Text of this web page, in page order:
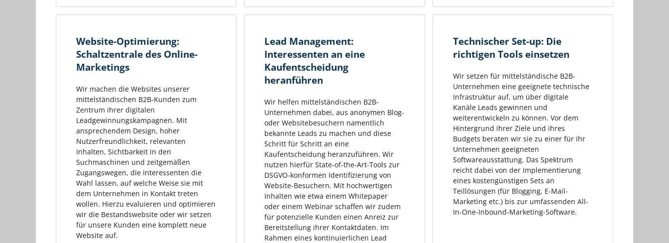
Website-Optimierung:
Schaltzentrale des Online-
Marketings
Wir machen die Websites unserer
mittelständischen B2B-Kunden zum
Zentrum ihrer digitalen
Leadgewinnungskampagnen. Mit
ansprechendem Design, hoher
Nutzerfreundlichkeit, relevanten
Inhalten, Sichtbarkeit in den
Suchmaschinen und zeitgemäßen
Zugangswegen, die Interessenten die
Wahl lassen, auf welche Weise sie mit
dem Unternehmen in Kontakt treten
wollen. Hierzu evaluieren und optimieren
wir die Bestandswebsite oder wir setzen
für unsere Kunden eine komplett neue
Website auf.
Lead Management:
Interessenten an eine
Kaufentscheidung
heranführen
Wir helfen mittelständischen B2B-
Unternehmen dabei, aus anonymen Blog-
oder Websitebesuchern namentlich
bekannte Leads zu machen und diese
Schritt für Schritt an eine
Kaufentscheidung heranzuführen. Wir
nutzen hierfür State-of-the-Art-Tools zur
DSGVO-konformen Identifizierung von
Website-Besuchern. Mit hochwertigen
Inhalten wie etwa einem Whitepaper
oder einem Webinar schaffen wir zudem
für potenzielle Kunden einen Anreiz zur
Bereitstellung ihrer Kontaktdaten. Im
Rahmen eines kontinuierlichen Lead
Technischer Set-up: Die
richtigen Tools einsetzen
Wir setzen für mittelständische B2B-
Unternehmen eine geeignete technische
Infrastruktur auf, um über digitale
Kanäle Leads gewinnen und
weiterentwickeln zu können. Vor dem
Hintergrund ihrer Ziele und ihres
Budgets beraten wir sie zu einer für ihr
Unternehmen geeigneten
Softwareausstattung. Das Spektrum
reicht dabei von der Implementierung
eines kostengünstigen Sets an
Teillösungen (für Blogging, E-Mail-
Marketing etc.) bis zur umfassenden All-
In-One-Inbound-Marketing-Software.